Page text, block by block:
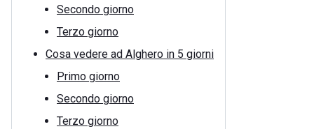
Secondo giorno
Terzo giorno
Cosa vedere ad Alghero in 5 giorni
Primo giorno
Secondo giorno
Terzo giorno